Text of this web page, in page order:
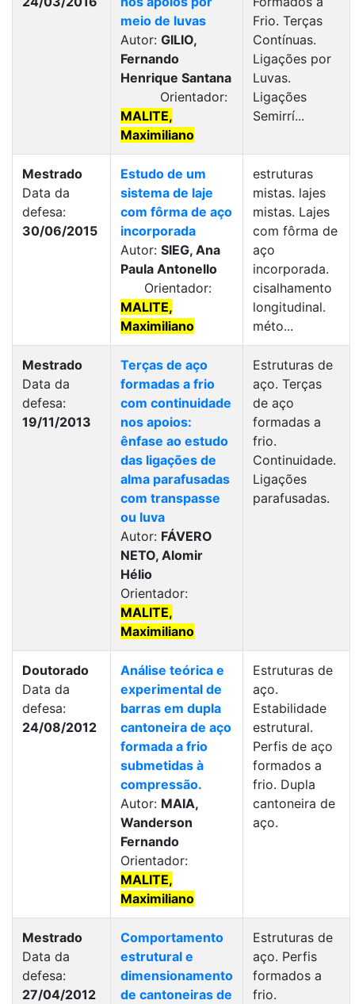
meio de luvas
Autor: GILIO,
Fernando
Henrique Santana
Orientador:
MALITE,
Maximiliano
Frio. Terças
Contínuas.
Ligações por
Luvas.
Ligações
Semirrí...
Mestrado
Data da
defesa:
30/06/2015
Estudo de um
sistema de laje
com fôrma de aço
incorporada
Autor: SIEG, Ana
Paula Antonello
Orientador:
MALITE,
Maximiliano
estruturas
mistas. lajes
mistas. Lajes
com fôrma de
aço
incorporada.
cisalhamento
longitudinal.
méto...
Mestrado
Data da
defesa:
19/11/2013
Terças de aço
formadas a frio
com continuidade
nos apoios:
ênfase ao estudo
das ligações de
alma parafusadas
com transpasse
ou luva
Autor: FÁVERO
NETO, Alomir
Hélio
Orientador:
MALITE,
Maximiliano
Estruturas de
aço. Terças
de aço
formadas a
frio.
Continuidade.
Ligações
parafusadas.
Doutorado
Data da
defesa:
24/08/2012
Análise teórica e
experimental de
barras em dupla
cantoneira de aço
formada a frio
submetidas à
compressão.
Autor: MAIA,
Wanderson
Fernando
Orientador:
MALITE,
Maximiliano
Estruturas de
aço.
Estabilidade
estrutural.
Perfis de aço
formados a
frio. Dupla
cantoneira de
aço.
Mestrado
Data da
defesa:
27/04/2012
Comportamento
estrutural e
dimensionamento
de cantoneiras de
Estruturas de
aço. Perfis
formados a
frio.